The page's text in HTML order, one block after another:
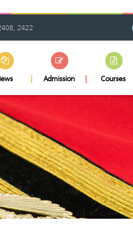
2422
Admission Courses